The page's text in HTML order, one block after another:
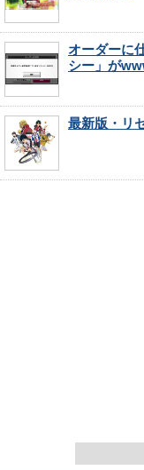
オーダーに
シー」が
最新版・リ